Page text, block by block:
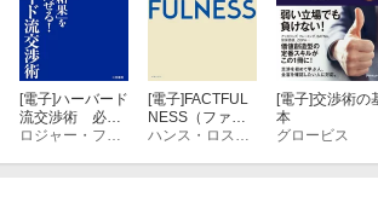
[電子]ハーバード
流交渉術 必ず
「望む結果」を
ロジャー・フィッシャー
[電子]FACTFUL
NESS（ファク
トフルネス）10
ハンス・ロスリング
[電子]交渉術の
本
グロービス